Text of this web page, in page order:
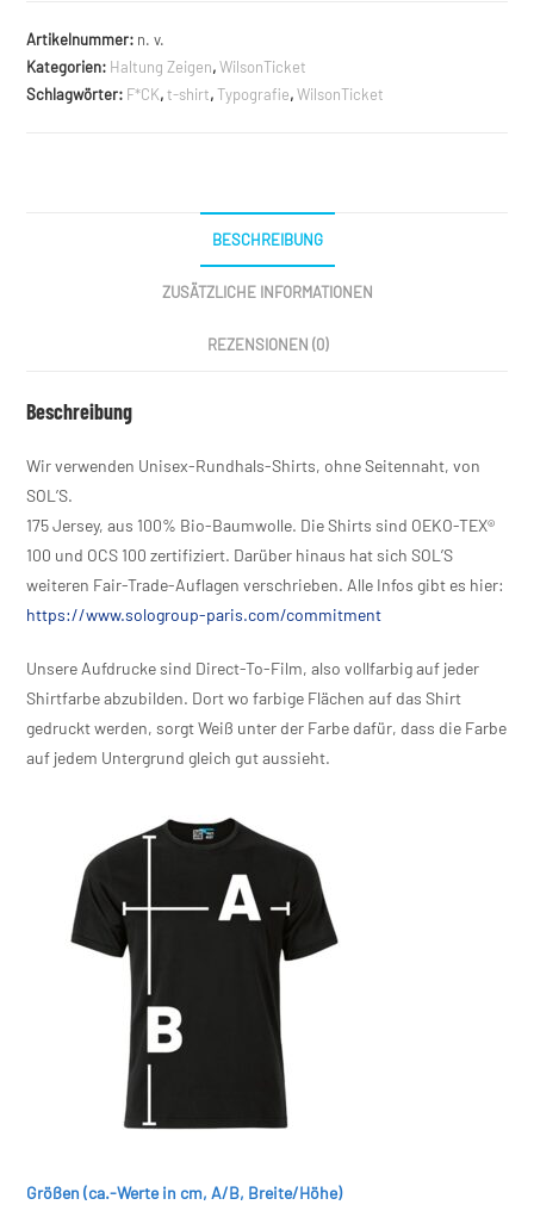
Artikelnummer: n. v.
Kategorien: Haltung Zeigen,WilsonTicket
Schlagwörter: F*CK,t-shirt,Typografie,WilsonTicket
BESCHREIBUNG
ZUSÄTZLICHE INFORMATIONEN
REZENSIONEN (0)
Beschreibung
Wir verwenden Unisex-Rundhals-Shirts, ohne Seitennaht, von
SOL’S.
175 Jersey, aus 100% Bio-Baumwolle. Die Shirts sind OEKO-TEX®
100 und OCS 100 zertifiziert. Darüber hinaus hat sich SOL’S
weiteren Fair-Trade-Auflagen verschrieben. Alle Infos gibt es hier:
https://www.sologroup-paris.com/commitment
Unsere Aufdrucke sind Direct-To-Film, also vollfarbig auf jeder
Shirtfarbe abzubilden. Dort wo farbige Flächen auf das Shirt
gedruckt werden, sorgt Weiß unter der Farbe dafür, dass die Farbe
auf jedem Untergrund gleich gut aussieht.
Größen (ca.-Werte in cm, A/B, Breite/Höhe)